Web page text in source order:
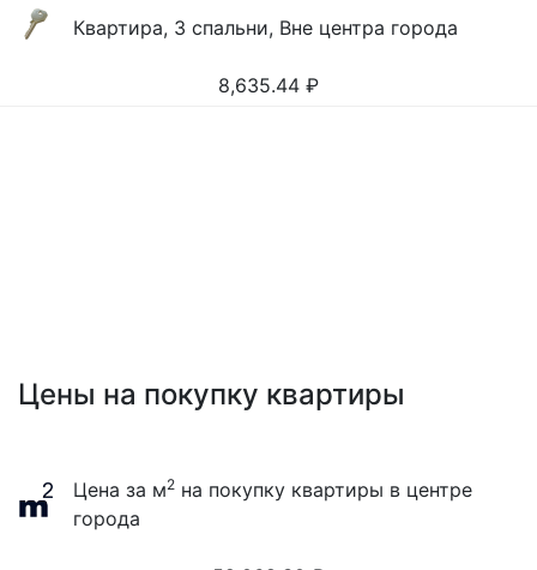
Квартира, 3 спальни, Вне центра города
8,635.44 ₽
Цены на покупку квартиры
Цена за м2 на покупку квартиры в центре
города